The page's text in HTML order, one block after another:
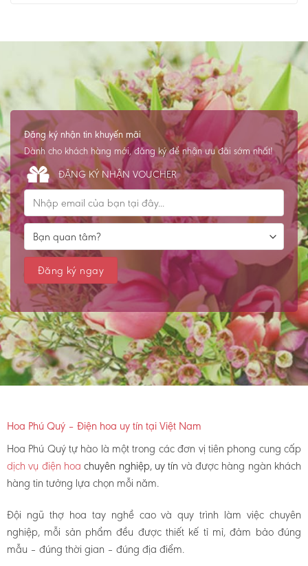
Đăng ký nhận tin khuyến mãi
Dành cho khách hàng mới, đăng ký để nhận ưu đãi sớm nhất!
ĐĂNG KÝ NHẬN VOUCHER
Hoa Phú Quý – Điện hoa uy tín tại Việt Nam
Hoa Phú Quý tự hào là một trong các đơn vị tiên phong cung cấp
dịch vụ điện hoachuyên nghiệp, uy tín và được hàng ngàn khách
hàng tin tưởng lựa chọn mỗi năm.
Đội ngũ thợ hoa tay nghề cao và quy trình làm việc chuyên
nghiệp, mỗi sản phẩm đều được thiết kế tỉ mỉ, đảm bảo đúng
mẫu – đúng thời gian – đúng địa điểm.